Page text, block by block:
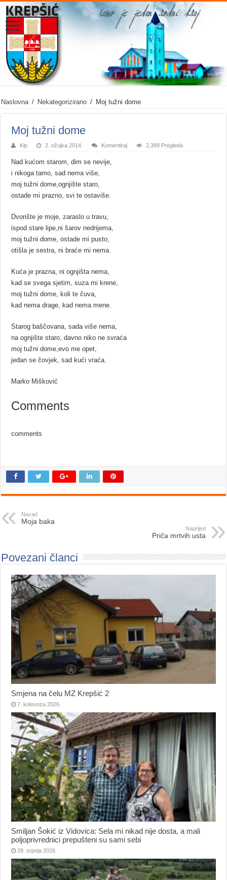
Naslovna / Nekategorizirano / Moj tužni dome
Moj tužni dome
Kip 2. ožujka 2014. Komentiraj 2,399 Pregleda
Nad kućom starom, dim se nevije,
i nikoga tamo, sad nema više,
moj tužni dome,ognjište staro,
ostade mi prazno, svi te ostaviše.
Dvorište je moje, zaraslo u travu,
ispod stare lipe,ni šarov nedrijema,
moj tužni dome, ostade mi pusto,
otišla je sestra, ni braće mi nema.
Kuća je prazna, ni ognjišta nema,
kad se svega sjetim, suza mi krene,
moj tužni dome, koli te čuva,
kad nema drage, kad nema mene.
Starog baščovana, sada više nema,
na ognjište staro, davno niko ne svraća
moj tužni dome,evo me opet,
jedan se čovjek, sad kući vraća.
Marko Mišković
Comments
comments
Nazad
Moja baka
Naprijed
Priča mrtvih usta
Povezani članci
Smjena na čelu MZ Krepšić 2
7. kolovoza 2026.
Smiljan Šokić iz Vidovica: Sela mi nikad nije dosta, a mali
poljoprivrednici prepušteni su sami sebi
28. srpnja 2026.